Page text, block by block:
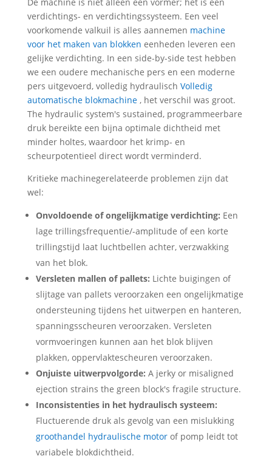
verdichtings- en verdichtingssysteem. Een veel
voorkomende valkuil is alles aannemen machine
voor het maken van blokken eenheden leveren een
gelijke verdichting. In een side-by-side test hebben
we een oudere mechanische pers en een moderne
pers uitgevoerd, volledig hydraulisch Volledig
automatische blokmachine , het verschil was groot.
The hydraulic system's sustained, programmeerbare
druk bereikte een bijna optimale dichtheid met
minder holtes, waardoor het krimp- en
scheurpotentieel direct wordt verminderd.
Kritieke machinegerelateerde problemen zijn dat
wel:
Onvoldoende of ongelijkmatige verdichting: Een
lage trillingsfrequentie/-amplitude of een korte
trillingstijd laat luchtbellen achter, verzwakking
van het blok.
Versleten mallen of pallets: Lichte buigingen of
slijtage van pallets veroorzaken een ongelijkmatige
ondersteuning tijdens het uitwerpen en hanteren,
spanningsscheuren veroorzaken. Versleten
vormvoeringen kunnen aan het blok blijven
plakken, oppervlaktescheuren veroorzaken.
Onjuiste uitwerpvolgorde: A jerky or misaligned
ejection strains the green block's fragile structure.
Inconsistenties in het hydraulisch systeem:
Fluctuerende druk als gevolg van een mislukking
groothandel hydraulische motor of pomp leidt tot
variabele blokdichtheid.